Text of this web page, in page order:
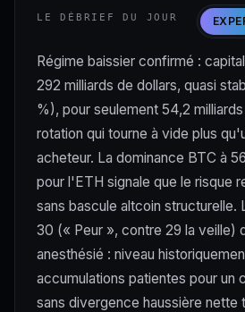
LE DÉBRIEF DU JOUR
Régime baissier confirmé :
292 milliards de dollars, quasi
%), pour seulement 54,2
rotation qui tourne à vide plus
acheteur. La dominance BTC à
pour l'ETH signale que le risque
sans bascule altcoin structurelle.
30 (« Peur », contre 29 la veille)
anesthésié : niveau
accumulations patientes pour un
sans divergence haussière nette